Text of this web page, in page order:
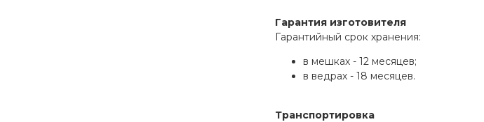
Гарантия изготовителя
Гарантийный срок хранения:
в мешках - 12 месяцев;
в ведрах - 18 месяцев.
Транспортировка